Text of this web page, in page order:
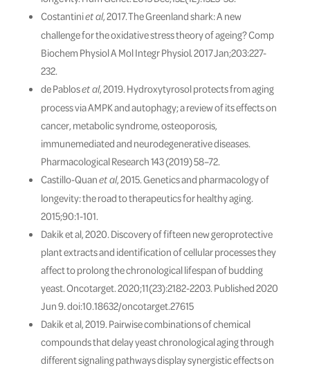
Costantiniet al, 2017. The Greenland shark: A new
challenge for the oxidative stress theory of ageing? Comp
Biochem Physiol A Mol Integr Physiol. 2017 Jan;203:227-
232.
de Pabloset al, 2019. Hydroxytyrosol protects from aging
process via AMPK and autophagy; a review of its effects on
cancer, metabolic syndrome, osteoporosis,
immunemediated and neurodegenerative diseases.
Pharmacological Research 143 (2019) 58–72.
Castillo-Quanet al, 2015. Genetics and pharmacology of
longevity: the road to therapeutics for healthy aging.
2015;90:1-101.
Dakik et al, 2020. Discovery of fifteen new geroprotective
plant extracts and identification of cellular processes they
affect to prolong the chronological lifespan of budding
yeast. Oncotarget. 2020;11(23):2182-2203. Published 2020
Jun 9. doi:10.18632/oncotarget.27615
Dakik et al, 2019. Pairwise combinations of chemical
compounds that delay yeast chronological aging through
different signaling pathways display synergistic effects on